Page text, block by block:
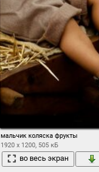
мальчик коляска фрукты
1920 x 1200, 505 кБ
во весь экран